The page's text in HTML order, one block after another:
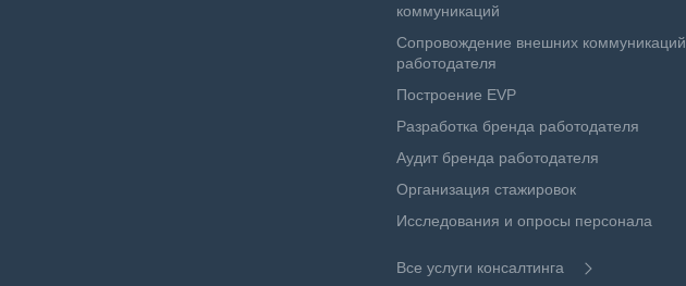
коммуникаций
Сопровождение внешних коммуникаций
работодателя
Построение EVP
Разработка бренда работодателя
Аудит бренда работодателя
Организация стажировок
Исследования и опросы персонала
Все услуги консалтинга